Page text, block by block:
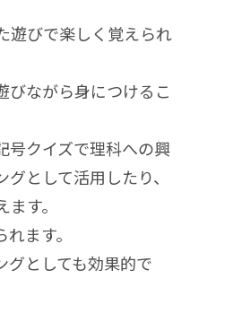
遊びで楽しく覚えられ
びながら身につけるこ
号クイズで理科への興
として活用したり、
す。
ます。
グとしても効果的で